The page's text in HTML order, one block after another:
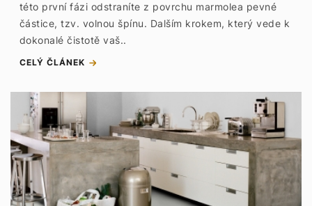
této první fázi odstraníte z povrchu marmolea pevné
částice, tzv. volnou špínu. Dalším krokem, který vede k
dokonalé čistotě vaš..
CELÝ ČLÁNEK